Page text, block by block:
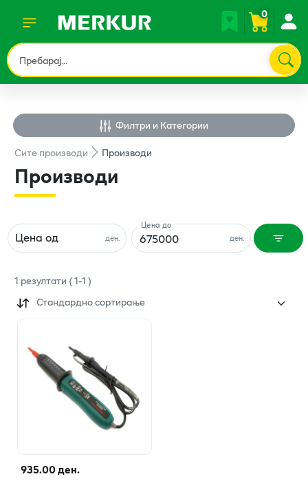
0
Филтри и Категории
Ситепроизводи Производи
Производи
ден.
Цена од ден.
Цена до
1 резултати (1-1)
Стандардно сортирање
935.00 ден.